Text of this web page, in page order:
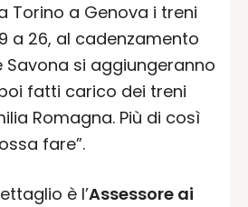
Torino a Genova i treni
a 26, al cadenzamento
Savona si aggiungeranno
fatti carico dei treni
Romagna. Più di così
fare”.
è l’Assessore ai